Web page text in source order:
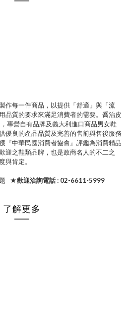
作每一件商品，以提供「舒適」與「流
品質的要求來滿足消費者的需要。喬治皮
專營自有品牌及義大利進口商品男女鞋
優良的產品品質及完善的售前與售後服務
『中華民國消費者協會』評鑑為消費精品
迎之鞋類品牌，也是政商名人的不二之
與肯定。
★歡迎洽詢電話 : 02-6611-5999
了解更多